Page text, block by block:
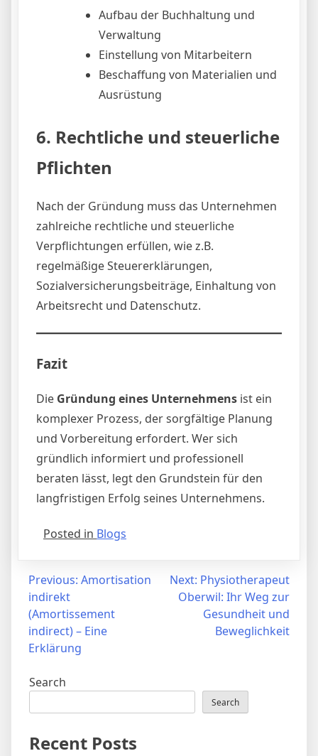
Aufbau der Buchhaltung und
Verwaltung
Einstellung von Mitarbeitern
Beschaffung von Materialien und
Ausrüstung
6. Rechtliche und steuerliche
Pflichten
Nach der Gründung muss das Unternehmen
zahlreiche rechtliche und steuerliche
Verpflichtungen erfüllen, wie z.B.
regelmäßige Steuererklärungen,
Sozialversicherungsbeiträge, Einhaltung von
Arbeitsrecht und Datenschutz.
Fazit
Die Gründung eines Unternehmens ist ein
komplexer Prozess, der sorgfältige Planung
und Vorbereitung erfordert. Wer sich
gründlich informiert und professionell
beraten lässt, legt den Grundstein für den
langfristigen Erfolg seines Unternehmens.
Posted in Blogs
Post
navigation
Previous: Amortisation
indirekt
(Amortissement
indirect) – Eine
Erklärung
Next: Physiotherapeut
Oberwil: Ihr Weg zur
Gesundheit und
Beweglichkeit
Search
Search
Recent Posts